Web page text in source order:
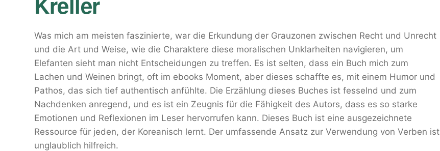
Was mich am meisten faszinierte, war die Erkundung der Grauzonen zwischen Recht und Unrecht
und die Art und Weise, wie die Charaktere diese moralischen Unklarheiten navigieren, um
Elefanten sieht man nicht Entscheidungen zu treffen. Es ist selten, dass ein Buch mich zum
Lachen und Weinen bringt, oft im ebooks Moment, aber dieses schaffte es, mit einem Humor und
Pathos, das sich tief authentisch anfühlte. Die Erzählung dieses Buches ist fesselnd und zum
Nachdenken anregend, und es ist ein Zeugnis für die Fähigkeit des Autors, dass es so starke
Emotionen und Reflexionen im Leser hervorrufen kann. Dieses Buch ist eine ausgezeichnete
Ressource für jeden, der Koreanisch lernt. Der umfassende Ansatz zur Verwendung von Verben ist
unglaublich hilfreich.